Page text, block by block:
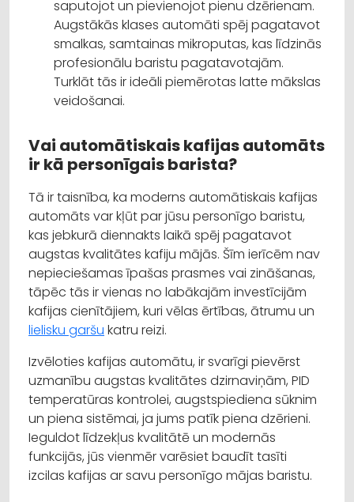
saputojot un pievienojot pienu dzērienam.
Augstākās klases automāti spēj pagatavot
smalkas, samtainas mikroputas, kas līdzinās
profesionālu baristu pagatavotajām.
Turklāt tās ir ideāli piemērotas latte mākslas
veidošanai.
Vai automātiskais kafijas automāts
ir kā personīgais barista?
Tā ir taisnība, ka moderns automātiskais kafijas
automāts var kļūt par jūsu personīgo baristu,
kas jebkurā diennakts laikā spēj pagatavot
augstas kvalitātes kafiju mājās. Šīm ierīcēm nav
nepieciešamas īpašas prasmes vai zināšanas,
tāpēc tās ir vienas no labākajām investīcijām
kafijas cienītājiem, kuri vēlas ērtības, ātrumu un
lielisku garšu katru reizi.
Izvēloties kafijas automātu, ir svarīgi pievērst
uzmanību augstas kvalitātes dzirnaviņām, PID
temperatūras kontrolei, augstspiediena sūknim
un piena sistēmai, ja jums patīk piena dzērieni.
Ieguldot līdzekļus kvalitātē un modernās
funkcijās, jūs vienmēr varēsiet baudīt tasīti
izcilas kafijas ar savu personīgo mājas baristu.